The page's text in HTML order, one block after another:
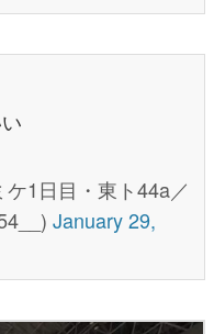
1日目・東ト44a／
January 29,